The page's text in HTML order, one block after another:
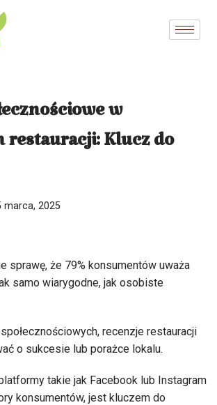
w
restauracji: Klucz do
marca, 2025
sprawę, że 79% konsumentów uważa
samo wiarygodne, jak osobiste
recenzje restauracji
o sukcesie lub porażce lokalu.
takie jak Facebook lub Instagram
konsumentów, jest kluczem do